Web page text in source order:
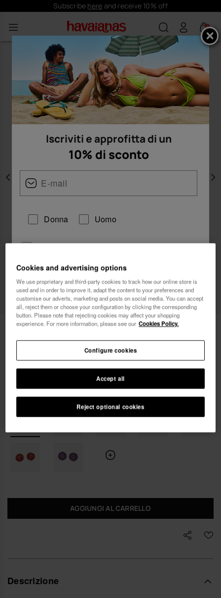
Subscribe here and receive 10% off
0
Precedente
Havaianas Charms Slim Toro
FREE SHIPPING on all your orders
AGGIUNGI AL CARRELLO
Descrizione
Iscriviti e approfitta di un
10% di sconto
Donna Uomo
Vorrei ricevere informazioni commerciali attraverso
Privacy.
voglio un 10% di sconto
Cookies and advertising options
We use proprietary and third-party cookies to track how our online store is
used and in order to improve it, adapt the content to your preferences and
customise our adverts, marketing and posts on social media. You can accept
all, reject them or choose your configuration by clicking the corresponding
button. Please note that rejecting cookies may affect your shopping
experience. For more information, please see our Cookies Policy.
Reject optional cookies
Accept all
Configure cookies